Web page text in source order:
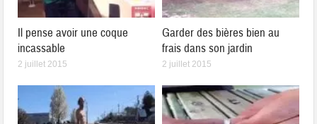
Il pense avoir une coque
incassable
2 juillet 2015
Garder des bières bien au
frais dans son jardin
2 juillet 2015